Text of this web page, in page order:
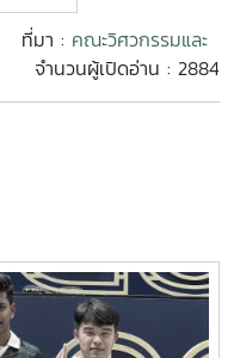
ที่มา : คณะวิศวกรรมและ
จำนวนผู้เปิดอ่าน : 2884